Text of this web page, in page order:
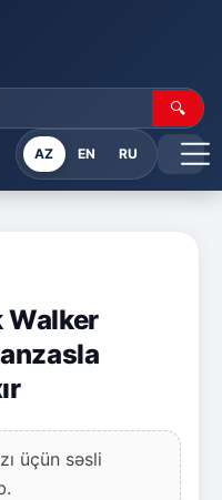
🔍
AZ EN RU
Walker
üçün səsli